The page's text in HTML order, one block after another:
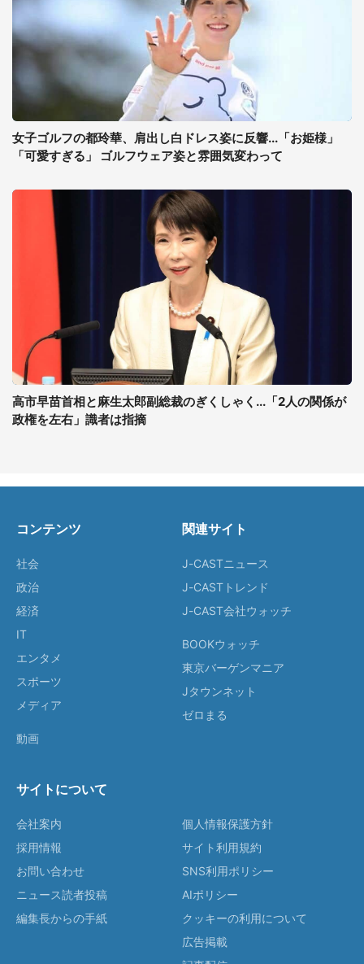
女子ゴルフの都玲華、肩出し白ドレス姿に反響...「お姫様」
「可愛すぎる」 ゴルフウェア姿と雰囲気変わって
高市早苗首相と麻生太郎副総裁のぎくしゃく...「2人の関係が
政権を左右」識者は指摘
コンテンツ
社会
政治
経済
IT
エンタメ
スポーツ
メディア
動画
関連サイト
J-CASTニュース
J-CASTトレンド
J-CAST会社ウォッチ
BOOKウォッチ
東京バーゲンマニア
Jタウンネット
ゼロまる
サイトについて
会社案内
採用情報
お問い合わせ
ニュース読者投稿
編集長からの手紙
個人情報保護方針
サイト利用規約
SNS利用ポリシー
AIポリシー
クッキーの利用について
広告掲載